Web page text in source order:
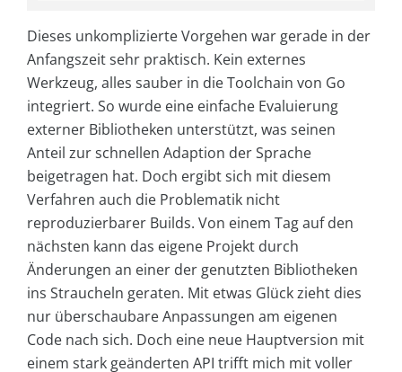
Dieses unkomplizierte Vorgehen war gerade in der
Anfangszeit sehr praktisch. Kein externes
Werkzeug, alles sauber in die Toolchain von Go
integriert. So wurde eine einfache Evaluierung
externer Bibliotheken unterstützt, was seinen
Anteil zur schnellen Adaption der Sprache
beigetragen hat. Doch ergibt sich mit diesem
Verfahren auch die Problematik nicht
reproduzierbarer Builds. Von einem Tag auf den
nächsten kann das eigene Projekt durch
Änderungen an einer der genutzten Bibliotheken
ins Straucheln geraten. Mit etwas Glück zieht dies
nur überschaubare Anpassungen am eigenen
Code nach sich. Doch eine neue Hauptversion mit
einem stark geänderten API trifft mich mit voller